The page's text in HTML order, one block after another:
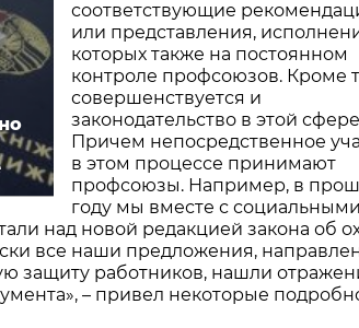
соответствующие
или представления,
которых также на постоянном
контроле профсоюзов. Кроме
совершенствуется и
законодательство в этой
Причем непосредственное
в этом процессе принимают
профсоюзы. Например, в
году мы вместе с социальными
над новой редакцией закона об
все наши предложения,
защиту работников, нашли
– привел некоторые